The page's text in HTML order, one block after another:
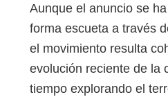
Aunque el anuncio se
forma escueta a través
el movimiento resulta
evolución reciente de la
tiempo explorando el